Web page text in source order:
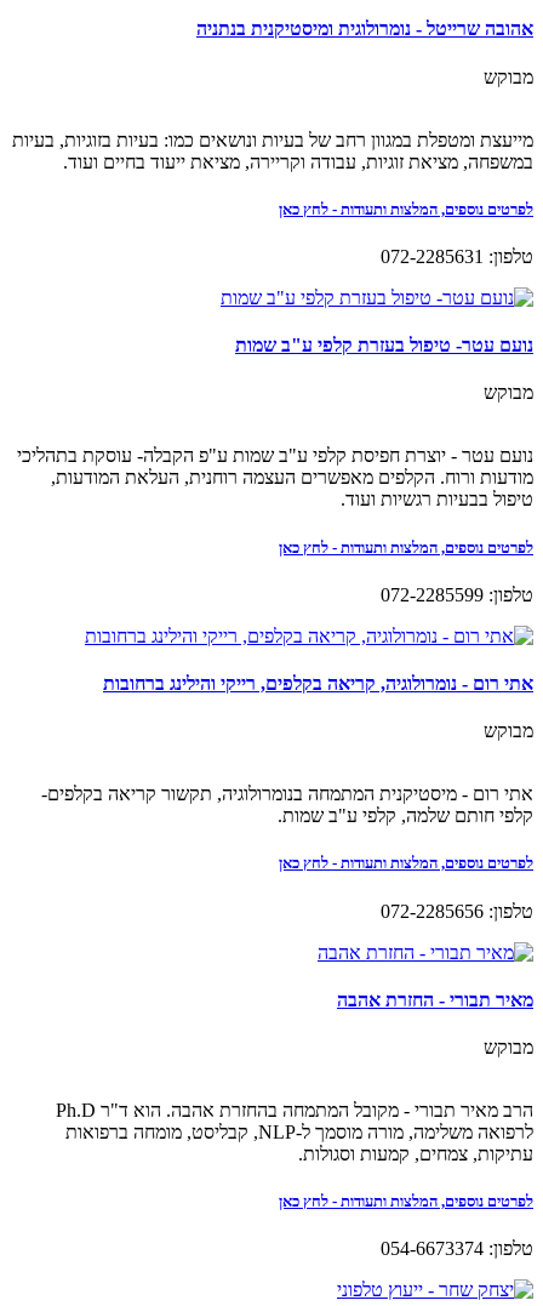
אהובה שרייטל - נומרולוגית ומיסטיקנית בנתניה
מבוקש
מייעצת ומטפלת במגוון רחב של בעיות ונושאים כמו: בעיות בזוגיות, בעיות
במשפחה, מציאת זוגיות, עבודה וקריירה, מציאת ייעוד בחיים ועוד.
לפרטים נוספים, המלצות ותעודות - לחץ כאן
טלפון: 072-2285631
נועם עטר- טיפול בעזרת קלפי ע"ב שמות
מבוקש
נועם עטר - יוצרת חפיסת קלפי ע"ב שמות ע"פ הקבלה- עוסקת בתהליכי
מודעות ורוח. הקלפים מאפשרים העצמה רוחנית, העלאת המודעות,
טיפול בבעיות רגשיות ועוד.
לפרטים נוספים, המלצות ותעודות - לחץ כאן
טלפון: 072-2285599
אתי רום - נומרולוגיה, קריאה בקלפים, רייקי והילינג ברחובות
מבוקש
אתי רום - מיסטיקנית המתמחה בנומרולוגיה, תקשור קריאה בקלפים-
קלפי חותם שלמה, קלפי ע"ב שמות.
לפרטים נוספים, המלצות ותעודות - לחץ כאן
טלפון: 072-2285656
מאיר תבורי - החזרת אהבה
מבוקש
הרב מאיר תבורי - מקובל המתמחה בהחזרת אהבה. הוא ד"ר Ph.D
לרפואה משלימה, מורה מוסמך ל-NLP, קבליסט, מומחה ברפואות
עתיקות, צמחים, קמעות וסגולות.
לפרטים נוספים, המלצות ותעודות - לחץ כאן
טלפון: 054-6673374